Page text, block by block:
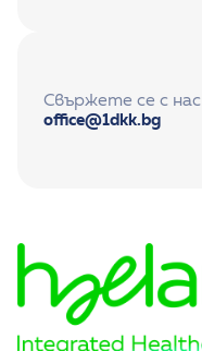
Свържете се с нас
office@1dkk.bg